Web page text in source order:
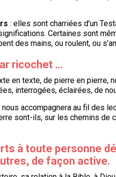
: elles sont charriées d’un
Certaines sont
des mains, ou roulent, ou
ricochet …
en texte, de pierre en pierre,
interrogées, éclairées, de
nous accompagnera au fil des
sont-ils, sur les chemins de
à toute personne
de façon active.